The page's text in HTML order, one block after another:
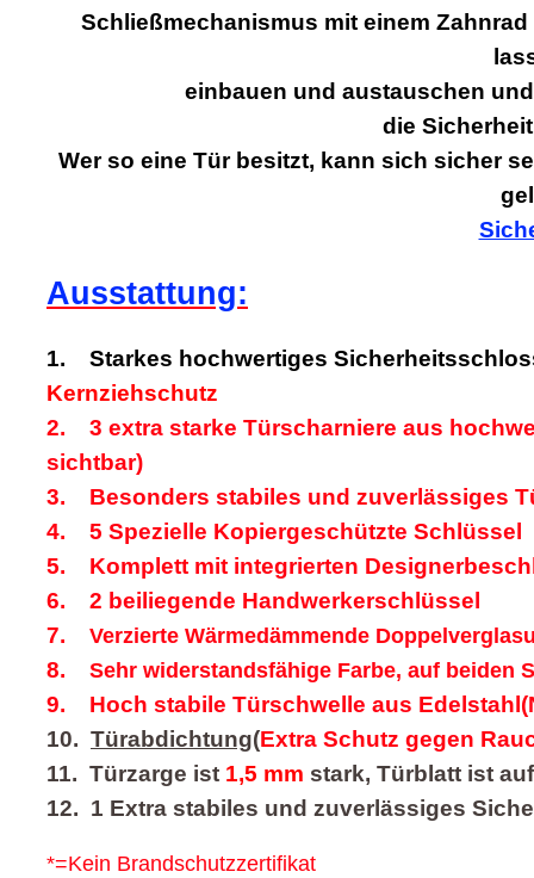
Schließmechanismus mit einem
einbauen und austauschen
die
Wer so eine Tür besitzt, kann sich sicher
Ausstattung:
1. Starkes hochwertiges
Kernziehschutz
2. 3 extra starke Türscharniere aus
sichtbar)
3. Besonders stabiles und zuverlässiges
4. 5 Spezielle Kopiergeschützte Schlüssel
5. Komplett mit integrierten
6. 2 beiliegende Handwerkerschlüssel
7. Verzierte Wärmedämmende
8. Sehr widerstandsfähige Farbe, auf beiden
9. Hoch stabile Türschwelle aus Edelstahl(
10. Türabdichtung(Extra Schutz gegen
11. Türzarge ist 1,5 mm stark, Türblatt ist
12. 1 Extra stabiles und zuverlässiges
*=Kein Brandschutzzertifikat